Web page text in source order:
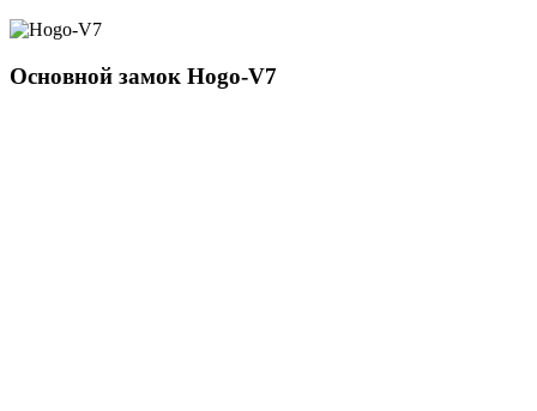
Основной замок Hogo-V7